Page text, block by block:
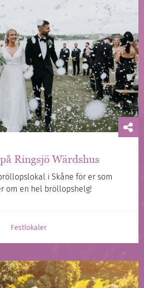
Ringsjö Wärdshus
i Skåne för er som
om en hel bröllopshelg!
Festlokaler